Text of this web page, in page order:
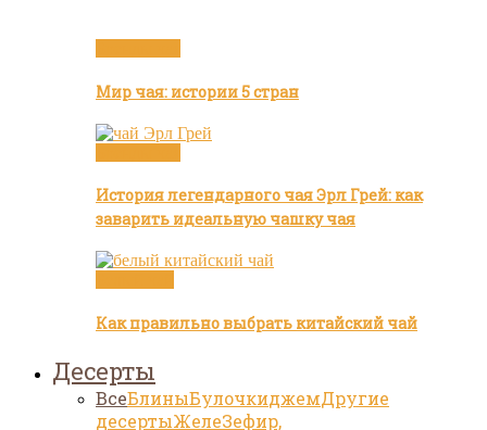
Мир чая: истории 5 стран
История легендарного чая Эрл Грей: как
заварить идеальную чашку чая
Как правильно выбрать китайский чай
Десерты
ВсеБлиныБулочкиджемДругие
десертыЖелеЗефир,